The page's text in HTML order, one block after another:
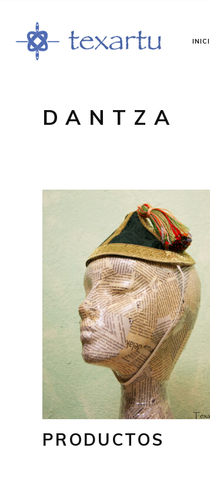
DANTZA
PRODUCTOS